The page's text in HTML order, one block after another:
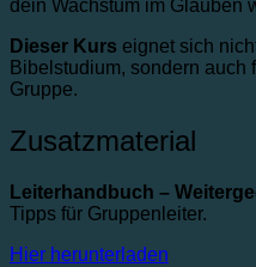
dein Wachstum im Glauben
Dieser Kurs eignet sich
Bibelstudium, sondern auch
Gruppe.
Zusatzmaterial
Leiterhandbuch –
Tipps für Gruppenleiter.
Hier herunterladen